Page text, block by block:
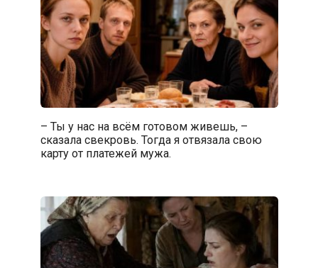
– Ты у нас на всём готовом живешь, –
сказала свекровь. Тогда я отвязала свою
карту от платежей мужа.